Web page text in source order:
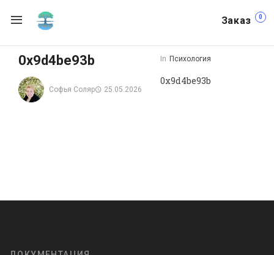
Заказ 0
0x9d4be93b
Софья Соляр 25.05.2026
In Психология
0x9d4be93b